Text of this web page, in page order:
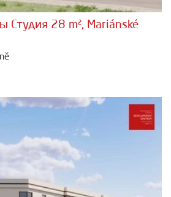
Студия 28 m², Mariánské